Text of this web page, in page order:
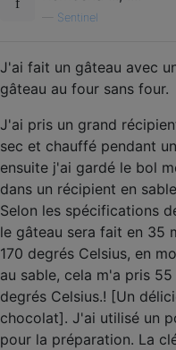
Sentinel
J'ai fait un gâteau avec
gâteau au four sans four.
J'ai pris un grand
sec et chauffé pendant
ensuite j'ai gardé le bol
dans un récipient en
Selon les spécifications
le gâteau sera fait en 35
170 degrés Celsius, en
au sable, cela m'a pris
degrés Celsius.! [Un
chocolat]. J'ai utilisé un
pour la préparation. La